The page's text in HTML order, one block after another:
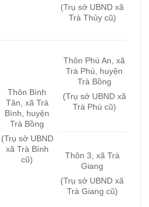
(Trụ sở UBND xã
Trà Thủy cũ)
Thôn Bình
Tân, xã Trà
Bình, huyện
Trà Bồng
(Trụ sở UBND
xã Trà Bình
cũ)
Thôn Phú An, xã
Trà Phú, huyện
Trà Bồng
(Trụ sở UBND xã
Trà Phú cũ)
Thôn 3, xã Trà
Giang
(Trụ sở UBND xã
Trà Giang cũ)